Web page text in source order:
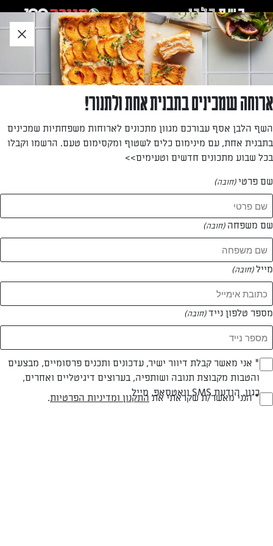
לאזור
תוכן
תחתון
דנית סלומון
—
המתכונים של דנית סלומון
0 מתכונים
המאמרים של דנית סלומון
0 מאמרים
ארוחה שמכינים בתבנית אחת ולתנור!
השף הלבן אסף עבורכם מגוון מתכונים לארוחות משפחתיות שמכינים
בתבנית אחת, עם מינימום כלים לשטוף ומקסימום טעם. הרשמו וקבלו
בכל שבוע מתכונים חדשים וטעימים>>
שם פרטי(חובה)
שם משפחה (חובה)
מייל(חובה)
מספר טלפון נייד(חובה)
(חובה)* אני מאשר קבלת דיוור ישיר, עדכונים ותכנים פרסומיים, מבצעים
והטבות מקבוצת תנובה ושותפיה, בערוצים דיגיטליים ואחרים,
כגון, הודעת SMS וואטסאפ, מייל(חובה)* הנני מאשר/ת שקראתי את התקנון ומדיניות הפרטיות.